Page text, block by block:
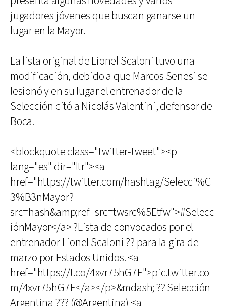
jugadores jóvenes que buscan ganarse un
lugar en la Mayor.
La lista original de Lionel Scaloni tuvo una
modificación, debido a que Marcos Senesi se
lesionó y en su lugar el entrenador de la
Selección citó a Nicolás Valentini, defensor de
Boca.
<blockquote class="twitter-tweet"><p
lang="es" dir="ltr"><a
href="https://twitter.com/hashtag/Selecci%C
3%B3nMayor?
src=hash&amp;ref_src=twsrc%5Etfw">#Selecc
iónMayor</a> ?Lista de convocados por el
entrenador Lionel Scaloni ?? para la gira de
marzo por Estados Unidos. <a
href="https://t.co/4xvr75hG7E">pic.twitter.co
m/4xvr75hG7E</a></p>&mdash; ?? Selección